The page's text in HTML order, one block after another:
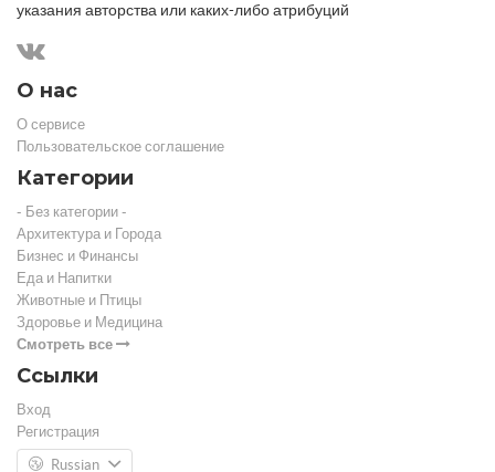
указания авторства или каких-либо атрибуций
О нас
О сервисе
Пользовательское соглашение
Категории
- Без категории -
Архитектура и Города
Бизнес и Финансы
Еда и Напитки
Животные и Птицы
Здоровье и Медицина
Смотреть все
Ссылки
Вход
Регистрация
Russian